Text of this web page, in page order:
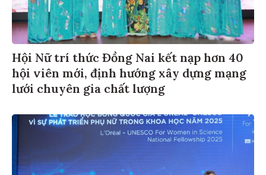
Hội Nữ trí thức Đồng Nai kết nạp hơn 40
hội viên mới, định hướng xây dựng mạng
lưới chuyên gia chất lượng